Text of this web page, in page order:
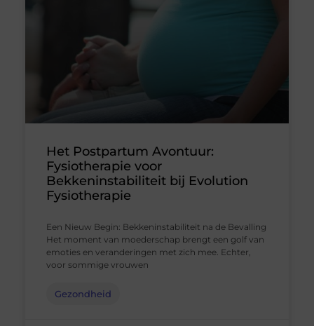
Het Postpartum Avontuur:
Fysiotherapie voor
Bekkeninstabiliteit bij Evolution
Fysiotherapie
Een Nieuw Begin: Bekkeninstabiliteit na de Bevalling
Het moment van moederschap brengt een golf van
emoties en veranderingen met zich mee. Echter,
voor sommige vrouwen
Gezondheid